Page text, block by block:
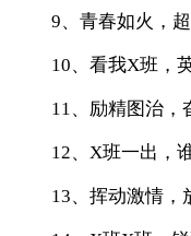
9、青春如火，超
10、看我X班，英
11、励精图治，奋
12、X班一出，谁
13、挥动激情，放